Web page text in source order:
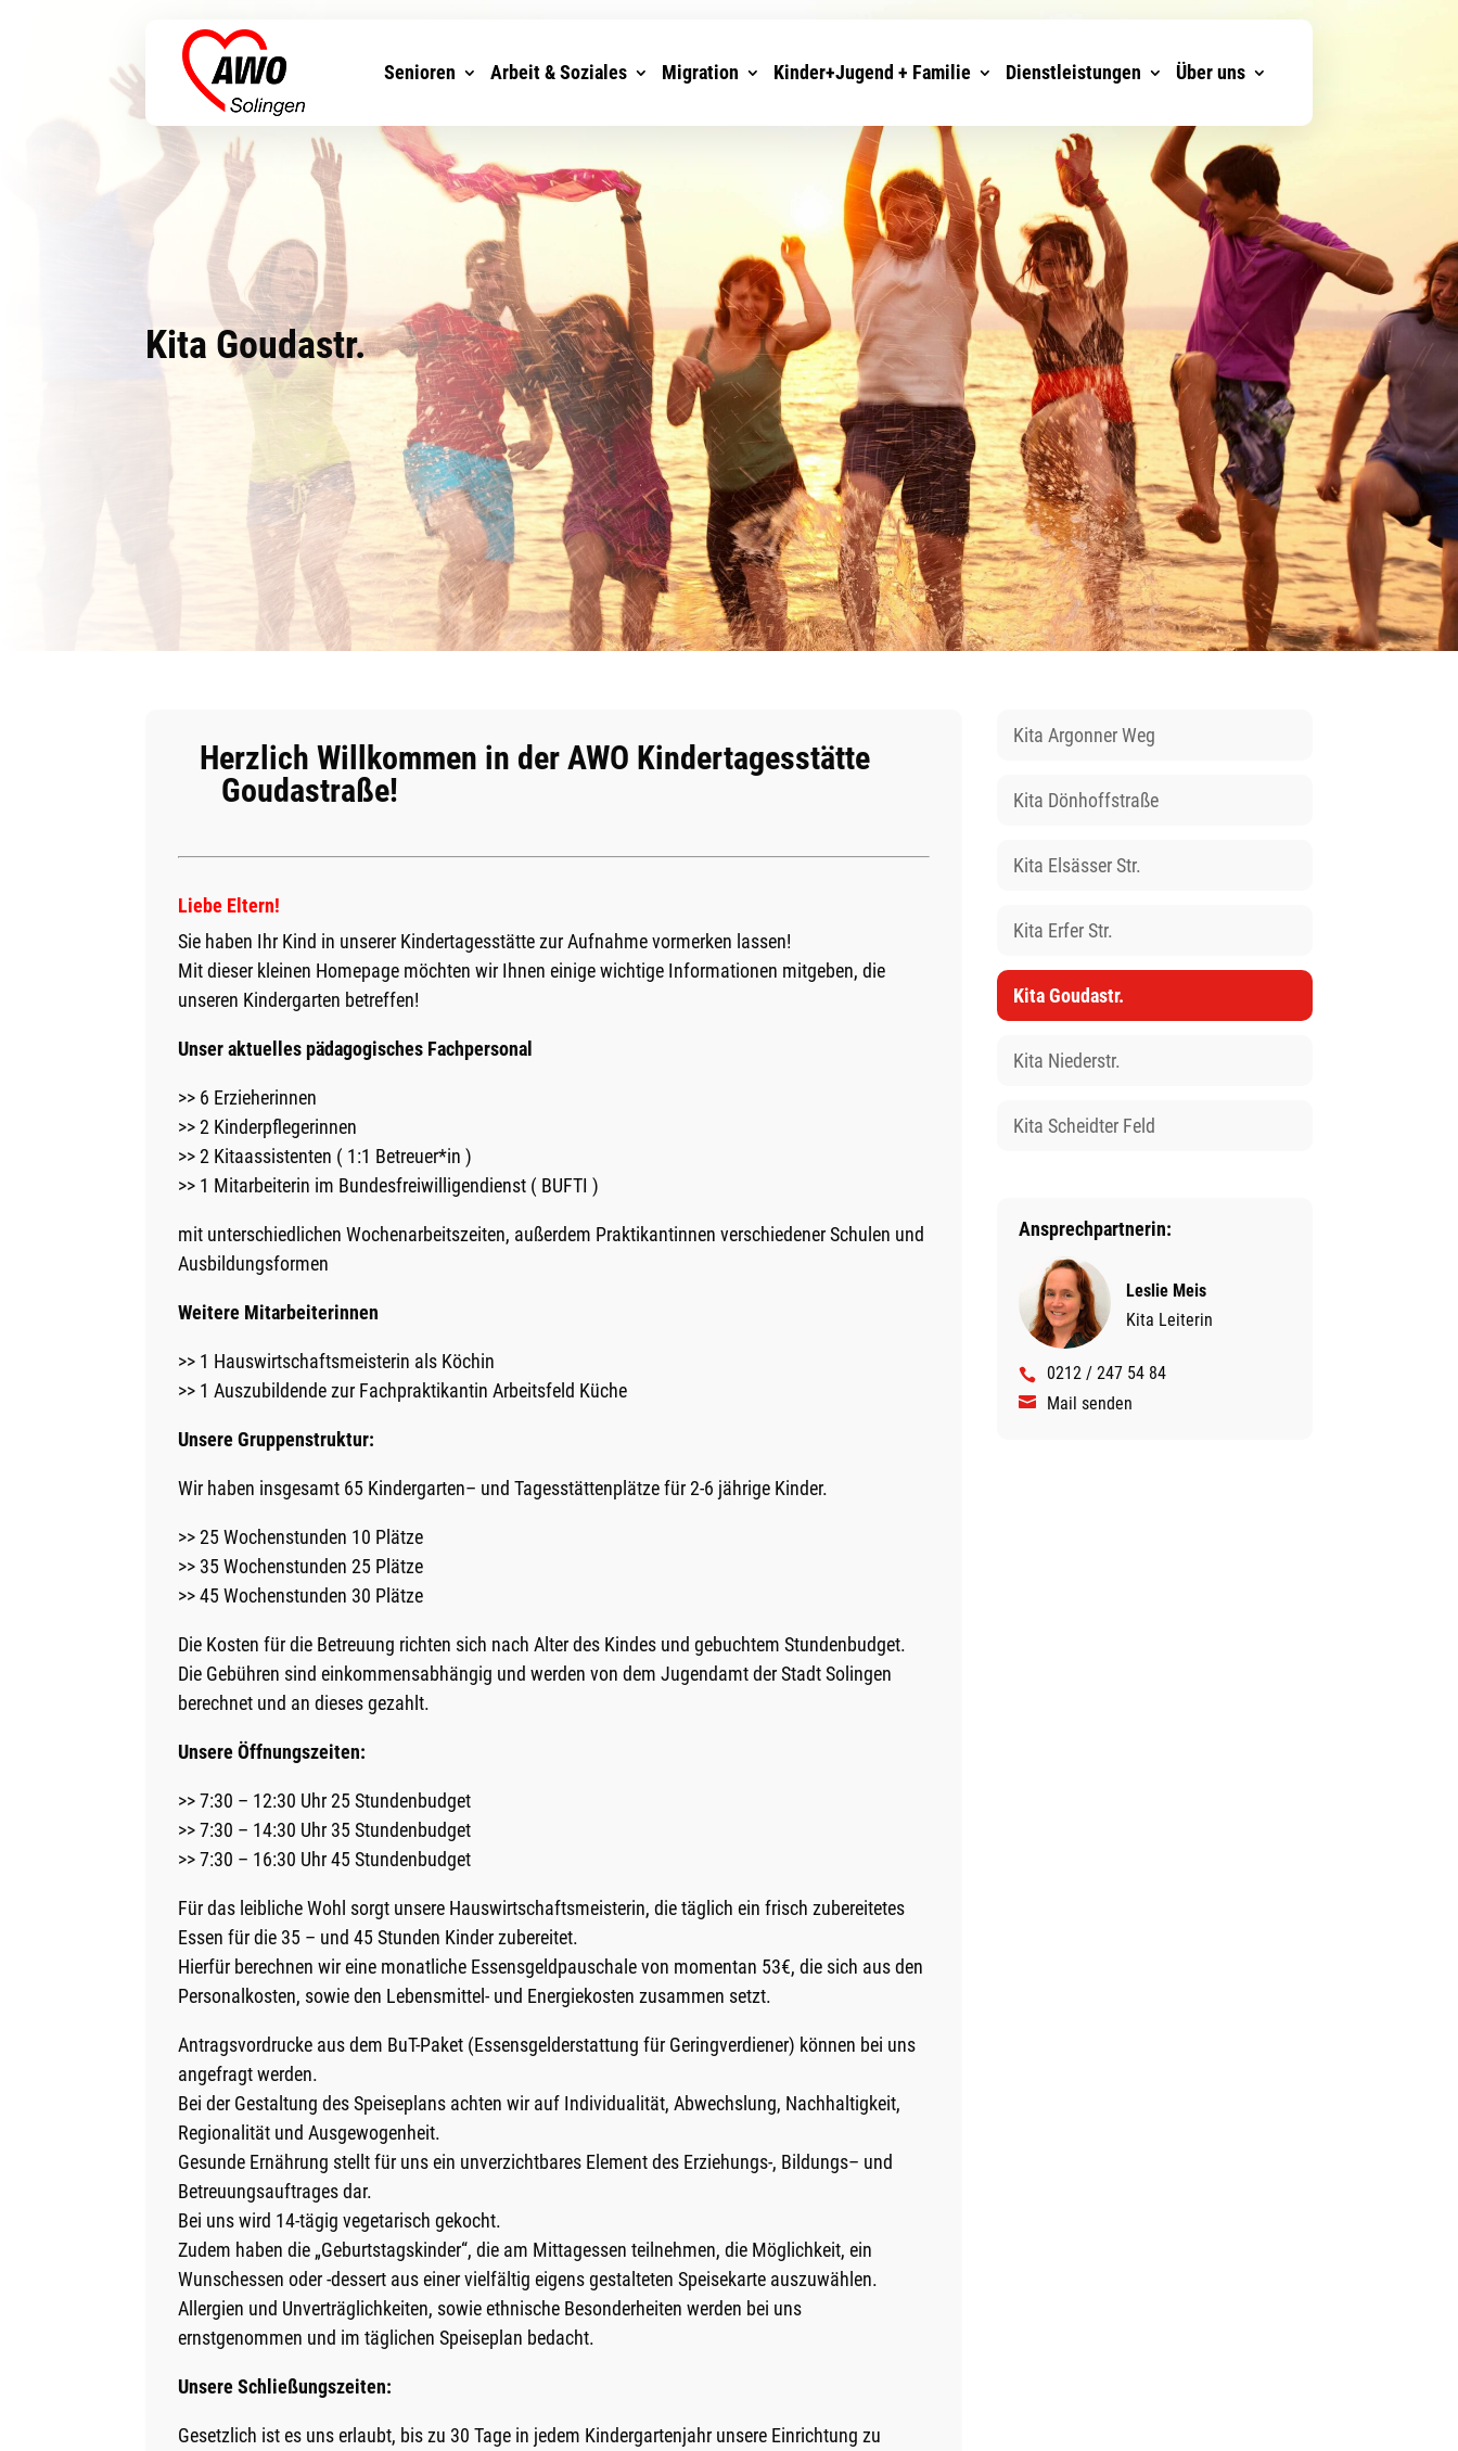
Senioren Arbeit & Soziales Migration Kinder+Jugend + Familie Dienstleistungen Über uns
Kita Goudastr.
Herzlich Willkommen in der AWO Kindertagesstätte
Goudastraße!
Liebe Eltern!
Sie haben Ihr Kind in unserer Kindertagesstätte zur Aufnahme vormerken lassen!
Mit dieser kleinen Homepage möchten wir Ihnen einige wichtige Informationen mitgeben, die
unseren Kindergarten betreffen!
Unser aktuelles pädagogisches Fachpersonal
>> 6 Erzieherinnen
>> 2 Kinderpflegerinnen
>> 2 Kitaassistenten ( 1:1 Betreuer*in )
>> 1 Mitarbeiterin im Bundesfreiwilligendienst ( BUFTI )
mit unterschiedlichen Wochenarbeitszeiten, außerdem Praktikantinnen verschiedener Schulen und
Ausbildungsformen
Weitere Mitarbeiterinnen
>> 1 Hauswirtschaftsmeisterin als Köchin
>> 1 Auszubildende zur Fachpraktikantin Arbeitsfeld Küche
Unsere Gruppenstruktur:
Wir haben insgesamt 65 Kindergarten– und Tagesstättenplätze für 2-6 jährige Kinder.
>> 25 Wochenstunden 10 Plätze
>> 35 Wochenstunden 25 Plätze
>> 45 Wochenstunden 30 Plätze
Die Kosten für die Betreuung richten sich nach Alter des Kindes und gebuchtem Stundenbudget.
Die Gebühren sind einkommensabhängig und werden von dem Jugendamt der Stadt Solingen
berechnet und an dieses gezahlt.
Unsere Öffnungszeiten:
>> 7:30 – 12:30 Uhr 25 Stundenbudget
>> 7:30 – 14:30 Uhr 35 Stundenbudget
>> 7:30 – 16:30 Uhr 45 Stundenbudget
Für das leibliche Wohl sorgt unsere Hauswirtschaftsmeisterin, die täglich ein frisch zubereitetes
Essen für die 35 – und 45 Stunden Kinder zubereitet.
Hierfür berechnen wir eine monatliche Essensgeldpauschale von momentan 53€, die sich aus den
Personalkosten, sowie den Lebensmittel- und Energiekosten zusammen setzt.
Antragsvordrucke aus dem BuT-Paket (Essensgelderstattung für Geringverdiener) können bei uns
angefragt werden.
Bei der Gestaltung des Speiseplans achten wir auf Individualität, Abwechslung, Nachhaltigkeit,
Regionalität und Ausgewogenheit.
Gesunde Ernährung stellt für uns ein unverzichtbares Element des Erziehungs-, Bildungs– und
Betreuungsauftrages dar.
Bei uns wird 14-tägig vegetarisch gekocht.
Zudem haben die „Geburtstagskinder“, die am Mittagessen teilnehmen, die Möglichkeit, ein
Wunschessen oder -dessert aus einer vielfältig eigens gestalteten Speisekarte auszuwählen.
Allergien und Unverträglichkeiten, sowie ethnische Besonderheiten werden bei uns
ernstgenommen und im täglichen Speiseplan bedacht.
Unsere Schließungszeiten:
Gesetzlich ist es uns erlaubt, bis zu 30 Tage in jedem Kindergartenjahr unsere Einrichtung zu
Kita Argonner Weg
Kita Dönhoffstraße
Kita Elsässer Str.
Kita Erfer Str.
Kita Goudastr.
Kita Niederstr.
Kita Scheidter Feld
Ansprechpartnerin:
Leslie Meis
Kita Leiterin
0212 / 247 54 84
Mail senden